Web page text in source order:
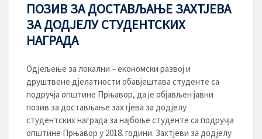
ПОЗИВ ЗА ДОСТАВЉАЊЕ ЗАХТЈЕВА
ЗА ДОДЈЕЛУ СТУДЕНТСКИХ
НАГРАДА
Одјељење за локални – економски развој и
друштвене дјелатности обавјештава студенте са
подручја општине Прњавор, да је објављен јавни
позив за достављање захтјева за додјелу
студентских награда за најбоље студенте са подручја
општине Прњавор у 2018. години. Захтјеви за додјелу